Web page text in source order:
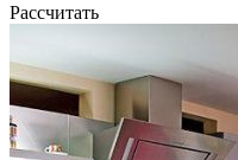
Рассчитать